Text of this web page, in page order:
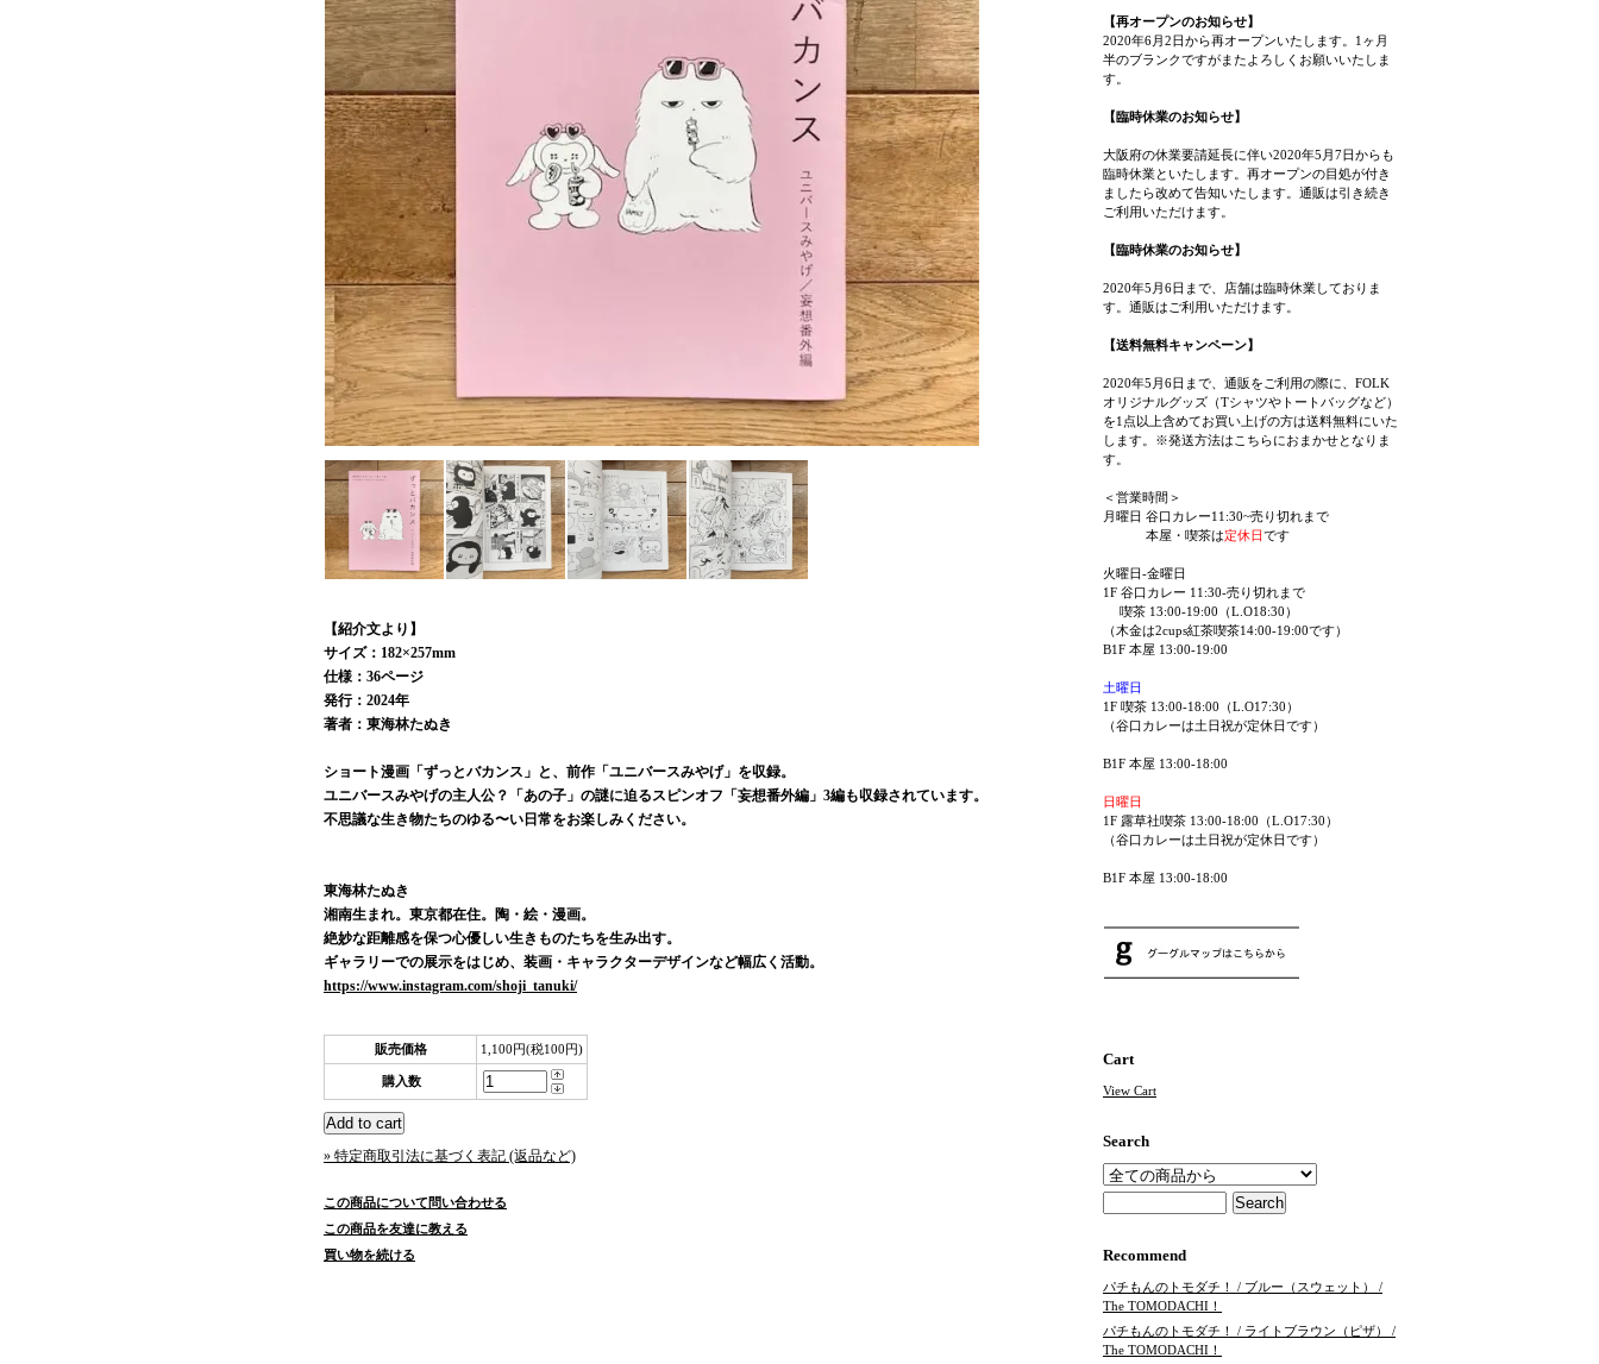
【紹介文より】
サイズ：182×257mm
仕様：36ページ
発行：2024年
著者：東海林たぬき
ショート漫画「ずっとバカンス」と、前作「ユニバースみやげ」を収録。
ユニバースみやげの主人公？「あの子」の謎に迫るスピンオフ「妄想番外編」3編も収録されています。
不思議な生き物たちのゆる〜い日常をお楽しみください。
東海林たぬき
湘南生まれ。東京都在住。陶・絵・漫画。
絶妙な距離感を保つ心優しい生きものたちを生み出す。
ギャラリーでの展示をはじめ、装画・キャラクターデザインなど幅広く活動。
https://www.instagram.com/shoji_tanuki/
販売価格 1,100円(税100円)
購入数
» 特定商取引法に基づく表記 (返品など)
この商品について問い合わせる
この商品を友達に教える
買い物を続ける
【再オープンのお知らせ】
2020年6月2日から再オープンいたします。1ヶ月
半のブランクですがまたよろしくお願いいたしま
す。
【臨時休業のお知らせ】
大阪府の休業要請延長に伴い2020年5月7日からも
臨時休業といたします。再オープンの目処が付き
ましたら改めて告知いたします。通販は引き続き
ご利用いただけます。
【臨時休業のお知らせ】
2020年5月6日まで、店舗は臨時休業しておりま
す。通販はご利用いただけます。
【送料無料キャンペーン】
2020年5月6日まで、通販をご利用の際に、FOLK
オリジナルグッズ（Tシャツやトートバッグなど）
を1点以上含めてお買い上げの方は送料無料にいた
します。※発送方法はこちらにおまかせとなりま
す。
＜営業時間＞
月曜日 谷口カレー11:30~売り切れまで
本屋・喫茶は定休日です
火曜日-金曜日
1F 谷口カレー 11:30-売り切れまで
喫茶 13:00-19:00（L.O18:30）
（木金は2cups紅茶喫茶14:00-19:00です）
B1F 本屋 13:00-19:00
土曜日
1F 喫茶 13:00-18:00（L.O17:30）
（谷口カレーは土日祝が定休日です）
B1F 本屋 13:00-18:00
日曜日
1F 露草社喫茶 13:00-18:00（L.O17:30）
（谷口カレーは土日祝が定休日です）
B1F 本屋 13:00-18:00
Cart
View Cart
Search
Recommend
パチもんのトモダチ！ / ブルー（スウェット） /
The TOMODACHI！
パチもんのトモダチ！ / ライトブラウン（ピザ） /
The TOMODACHI！